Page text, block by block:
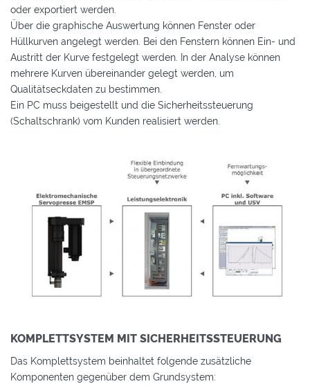
oder exportiert werden.
Über die graphische Auswertung können Fenster oder
Hüllkurven angelegt werden. Bei den Fenstern können Ein- und
Austritt der Kurve festgelegt werden. In der Analyse können
mehrere Kurven übereinander gelegt werden, um
Qualitätseckdaten zu bestimmen.
Ein PC muss beigestellt und die Sicherheitssteuerung
(Schaltschrank) vom Kunden realisiert werden.
KOMPLETTSYSTEM MIT SICHERHEITSSTEUERUNG
Das Komplettsystem beinhaltet folgende zusätzliche
Komponenten gegenüber dem Grundsystem: